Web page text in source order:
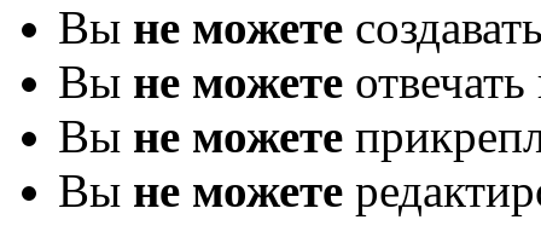
Вы не можете
Вы не можете
Вы не можете
Вы не можете